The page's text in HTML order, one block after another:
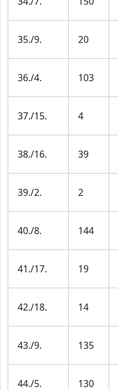
35./9. 20
36./4. 103
37./15. 4
38./16. 39
39./2. 2
40./8. 144
41./17. 19
42./18. 14
43./9. 135
44./5. 130